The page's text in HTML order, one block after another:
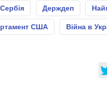
Сербія Держдеп
США Війна в